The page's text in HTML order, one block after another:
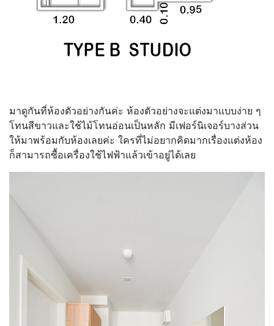
มาดูกันที่ห้องตัวอย่างกันค่ะ ห้องตัวอย่างจะแต่งมาแบบง่าย ๆ
โทนสีขาวและใช้ไม้โทนอ่อนเป็นหลัก มีเฟอร์นิเจอร์บางส่วน
ให้มาพร้อมกับห้องเลยค่ะ ใครที่ไม่อยากคิดมากเรื่องแต่งห้อง
ก็สามารถซื้อเครื่องใช้ไฟฟ้าแล้วเข้าอยู่ได้เลย